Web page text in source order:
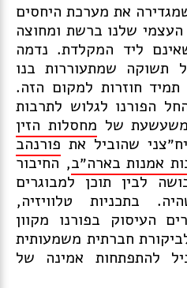
את מערכת היחסים
שלנו ברשת ומחוצה
ליד המקלדת. נדמה
תשוקה שמתעוררות בנו
חוזרות למקום הזה.
הפורנו לגלוש לתרבות
של מחסלות הזין
שהוביל אתפורנהב
, החיבור
לבין תוכן למבוגרים
בתכניות טלוויזיה,
העיסוק בפורנו מקוון
חברתית משמעותית
להתפתחות אמינה של